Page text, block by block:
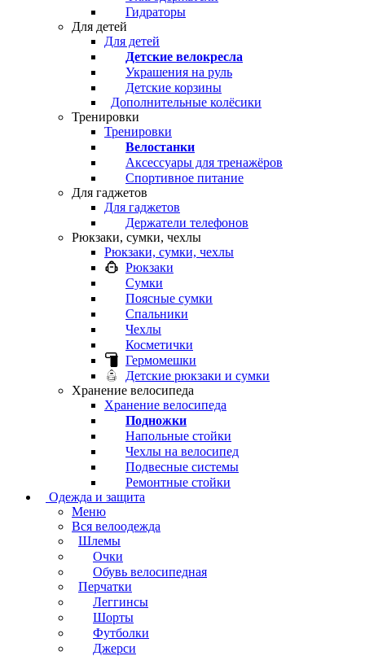
Гидраторы
Для детей
Для детей
Детские велокресла
Украшения на руль
Детские корзины
Дополнительные колёсики
Тренировки
Тренировки
Велостанки
Аксессуары для тренажёров
Спортивное питание
Для гаджетов
Для гаджетов
Держатели телефонов
Рюкзаки, сумки, чехлы
Рюкзаки, сумки, чехлы
Рюкзаки
Сумки
Поясные сумки
Спальники
Чехлы
Косметички
Гермомешки
Детские рюкзаки и сумки
Хранение велосипеда
Хранение велосипеда
Подножки
Напольные стойки
Чехлы на велосипед
Подвесные системы
Ремонтные стойки
Одежда и защита
Меню
Вся велоодежда
Шлемы
Очки
Обувь велосипедная
Перчатки
Леггинсы
Шорты
Футболки
Джерси